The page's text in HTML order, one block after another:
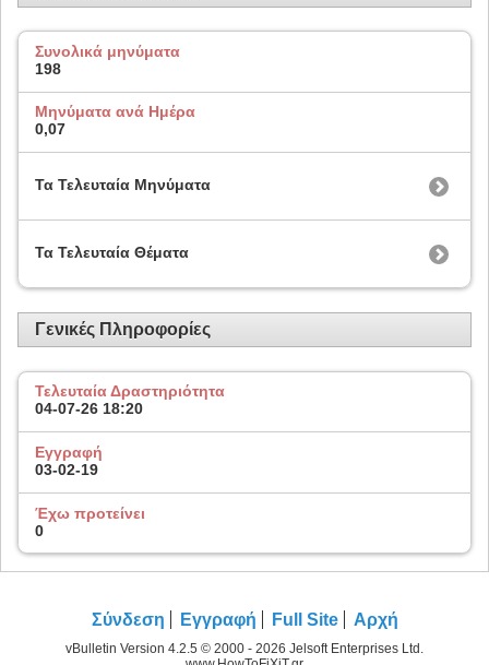
Συνολικά μηνύματα
198
Μηνύματα ανά Ημέρα
0,07
Τα Τελευταία Μηνύματα
Τα Τελευταία Θέματα
Γενικές Πληροφορίες
Τελευταία Δραστηριότητα
04-07-26 18:20
Εγγραφή
03-02-19
Έχω προτείνει
0
Σύνδεση Εγγραφή Full Site Αρχή
vBulletin Version 4.2.5 © 2000 - 2026 Jelsoft Enterprises Ltd.